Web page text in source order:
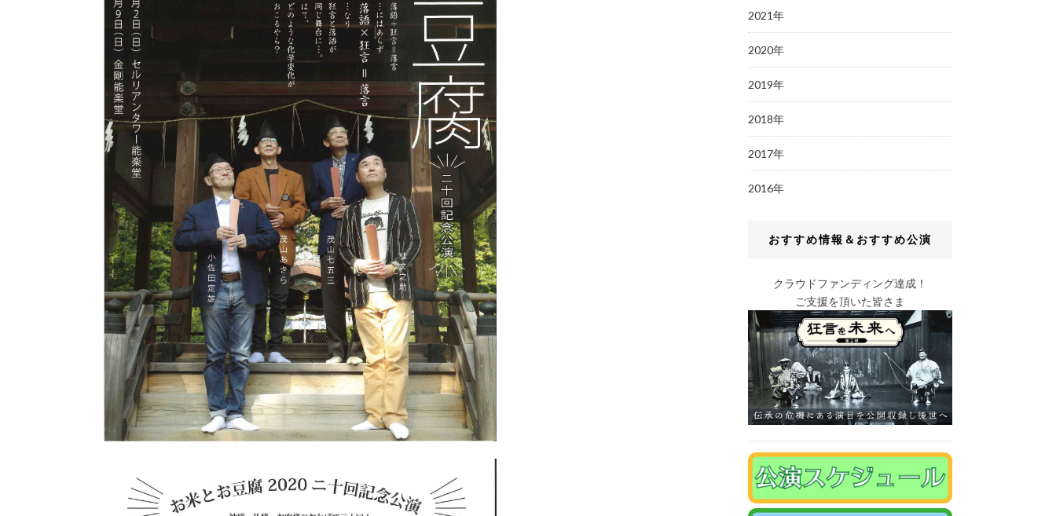
2021年
2020年
2019年
2018年
2017年
2016年
おすすめ情報＆おすすめ公演
クラウドファンディング達成！
ご支援を頂いた皆さま